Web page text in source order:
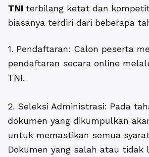
TNI terbilang ketat dan
biasanya terdiri dari beberapa
1. Pendaftaran: Calon peserta
pendaftaran secara online
TNI.
2. Seleksi Administrasi: Pada
dokumen yang dikumpulkan
untuk memastikan semua
Dokumen yang salah atau tidak